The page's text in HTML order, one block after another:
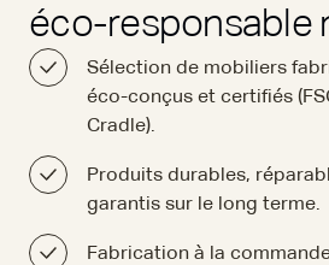
éco-responsable
Sélection de mobiliers
éco-conçus et certifiés
Cradle).
Produits durables,
garantis sur le long terme.
Fabrication à la